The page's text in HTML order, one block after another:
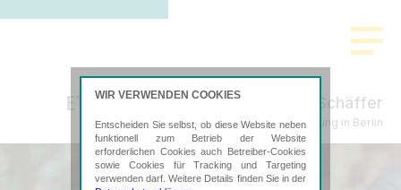
Bachtenkirch-Sujata Berke Schäffer
Steuerberatung in Berlin
WIR VERWENDEN COOKIES
Entscheiden Sie selbst, ob diese Website neben
funktionell zum Betrieb der Website
erforderlichen Cookies auch Betreiber-Cookies
sowie Cookies für Tracking und Targeting
verwenden darf. Weitere Details finden Sie in der